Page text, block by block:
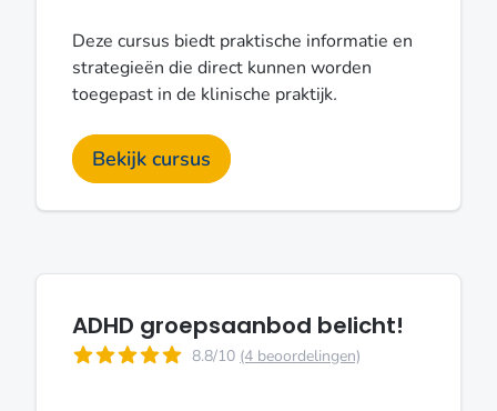
Deze cursus biedt praktische informatie en
strategieën die direct kunnen worden
toegepast in de klinische praktijk.
Bekijk cursus
ADHD groepsaanbod belicht!
8.8/10 (4 beoordelingen)